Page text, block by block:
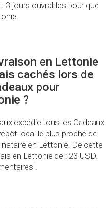
3 jours ouvrables pour que
en Lettonie
cachés lors de
pour
?
expédie tous les Cadeaux
local le plus proche de
en Lettonie. De cette
en Lettonie de : 23 USD.
!